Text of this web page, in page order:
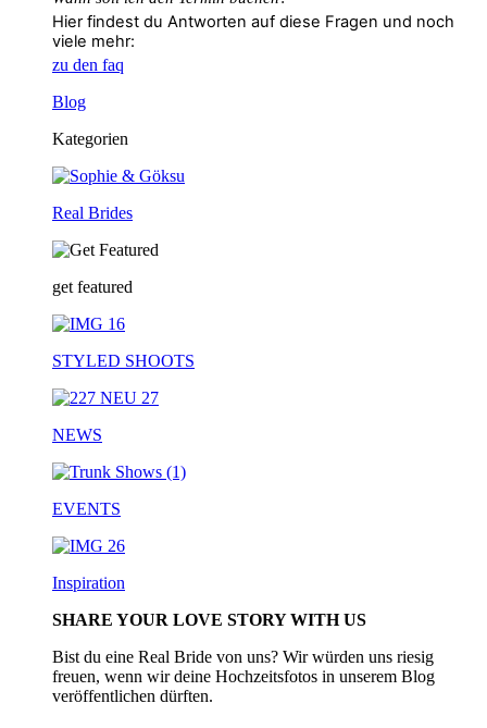
Hier findest du Antworten auf diese Fragen und noch
viele mehr:
zu den faq
Blog
Kategorien
Real Brides
get featured
STYLED SHOOTS
NEWS
EVENTS
Inspiration
SHARE YOUR LOVE STORY WITH US
Bist du eine Real Bride von uns? Wir würden uns riesig
freuen, wenn wir deine Hochzeitsfotos in unserem Blog
veröffentlichen dürften.